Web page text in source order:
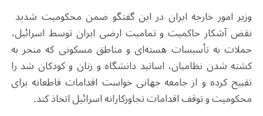
وزیر امور خارجه ایران در این گفتگو ضمن محکومیت شدید ​​
نقض آشکار حاکمیت و تمامیت ارضی ایران​​ توسط اسرائیل،
حملات به تأسیسات هسته‌ای و مناطق مسکونی که منجر به
کشته شدن نظامیان، اساتید دانشگاه و زنان و کودکان شد را
تقبیح کرده و از جامعه جهانی خواست اقدامات قاطعانه برای
محکومیت و توقف اقدامات تجاوزکارانه اسرائیل اتخاذ کند.